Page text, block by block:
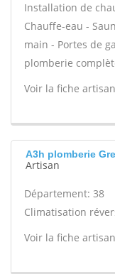
Installation de
Chauffe-eau -
main - Portes de
plomberie
Voir la fiche
A3h plomberie
Artisan
Département: 38
Climatisation
Voir la fiche